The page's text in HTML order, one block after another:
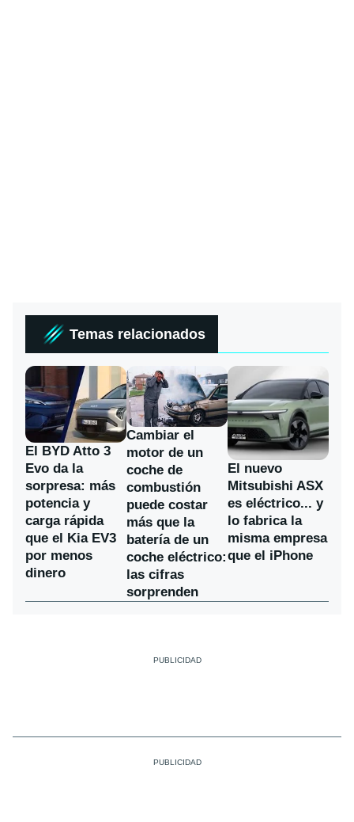
Temas relacionados
El BYD Atto 3
Evo da la
sorpresa: más
potencia y
carga rápida
que el Kia EV3
por menos
dinero
Cambiar el
motor de un
coche de
combustión
puede costar
más que la
batería de un
coche eléctrico:
las cifras
sorprenden
El nuevo
Mitsubishi ASX
es eléctrico... y
lo fabrica la
misma empresa
que el iPhone